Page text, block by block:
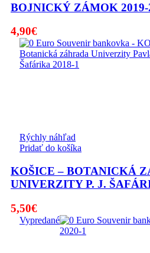
BOJNICKÝ ZÁMOK 2019-
4,90€
Rýchly náhľad
Pridať do košíka
KOŠICE – BOTANICKÁ
UNIVERZITY P. J.
5,50€
Vypredané